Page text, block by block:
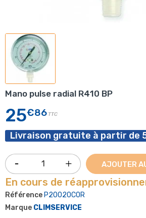
Mano pulse radial R410 BP
25€86 TTC
Livraison gratuite à partir de
AJOUTER
En cours de
Référence P20020COR
Marque CLIMSERVICE